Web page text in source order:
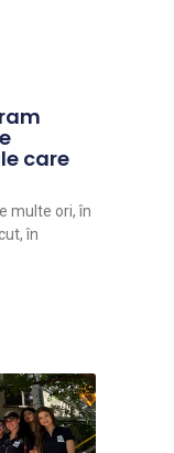
care
multe ori, în
în